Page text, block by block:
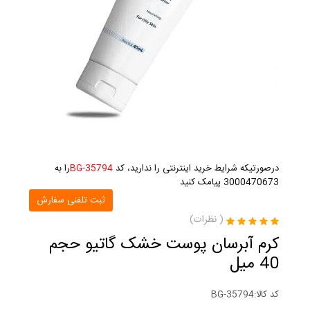
درصورتیکه شرایط خرید اینترنتی را ندارید، کد BG-35794را به
3000470673 پیامک کنید
ثبت تلفنی سفارش
( نظرات)
کرم آبرسان پوست خشک گاتیو حجم
40 میل
کد کالا:BG-35794